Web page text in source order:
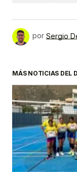
por Sergio
MÁS NOTICIAS DEL